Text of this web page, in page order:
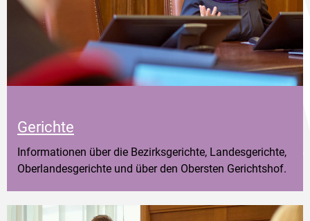
Gerichte
Informationen über die Bezirksgerichte, Landesgerichte,
Oberlandesgerichte und über den Obersten Gerichtshof.